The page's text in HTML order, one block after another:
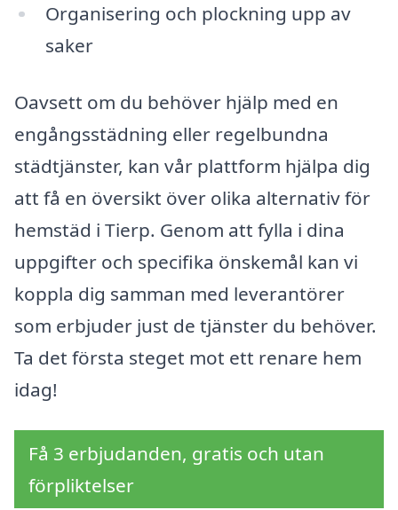
Organisering och plockning upp av
saker
Oavsett om du behöver hjälp med en
engångsstädning eller regelbundna
städtjänster, kan vår plattform hjälpa dig
att få en översikt över olika alternativ för
hemstäd i Tierp. Genom att fylla i dina
uppgifter och specifika önskemål kan vi
koppla dig samman med leverantörer
som erbjuder just de tjänster du behöver.
Ta det första steget mot ett renare hem
idag!
Få 3 erbjudanden, gratis och utan
förpliktelser